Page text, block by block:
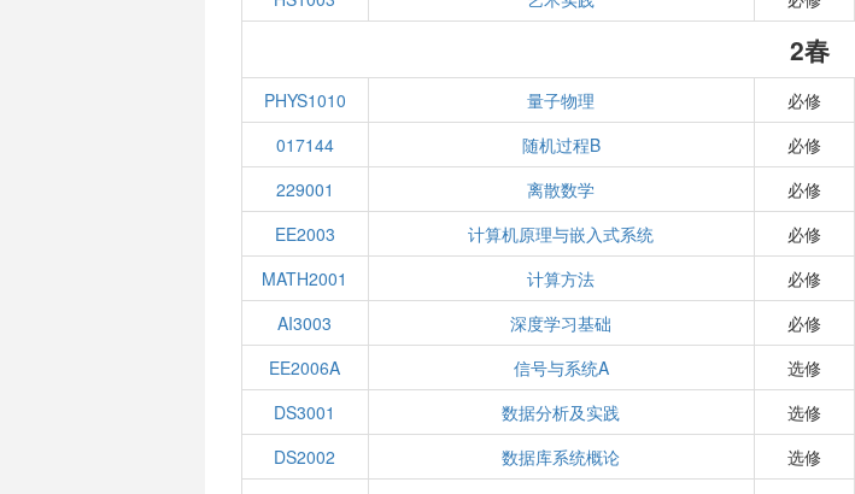
2春
PHYS1010 量子物理 必修
017144
随机过程B 必修
229001
离散数学 必修
EE2003
计算机原理与嵌入式系统 必修
MATH2001
计算方法 必修
AI3003
深度学习基础 必修
EE2006A
信号与系统A 选修
DS3001
数据分析及实践 选修
DS2002
数据库系统概论 选修